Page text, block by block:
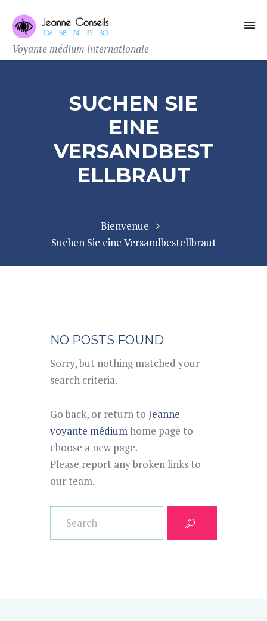
Voyante médium internationale
SUCHEN SIE
EINE
VERSANDBEST
ELLBRAUT
Bienvenue
Suchen Sie eine Versandbestellbraut
NO POSTS FOUND
Sorry, but nothing matched your
search criteria.
Go back, or return to Jeanne
voyante médium home page to
choose a new page.
Please report any broken links to
our team.